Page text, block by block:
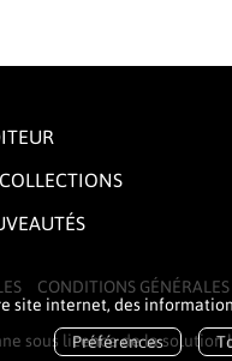
site internet, des
Préférences
CONDITIONS
sous licence de la